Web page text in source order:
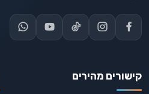
קישורים מהירים